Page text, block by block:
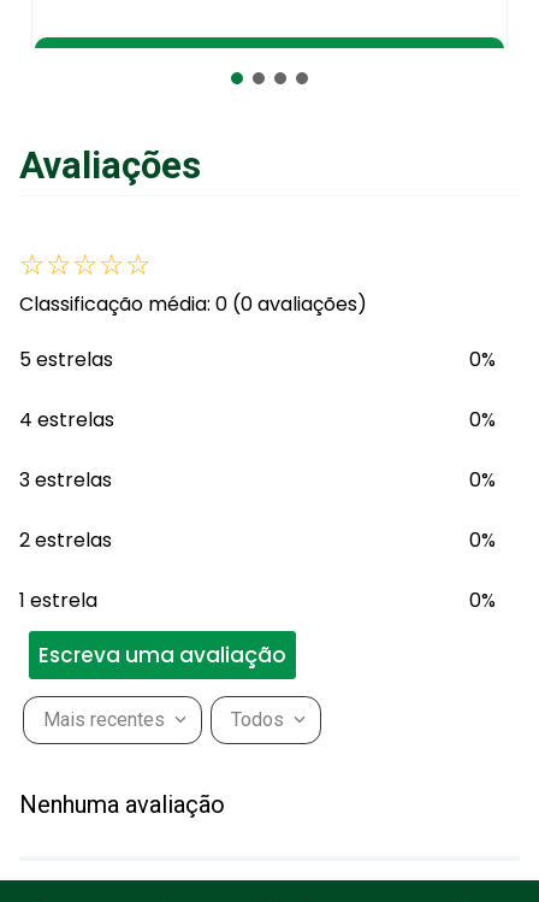
Avaliações
☆☆☆☆☆
Classificação média: 0 (0 avaliações)
5 estrelas
0%
4 estrelas 0%
3 estrelas 0%
2 estrelas 0%
1 estrela 0%
Escreva uma avaliação
Mais recentes Todos
Nenhuma avaliação